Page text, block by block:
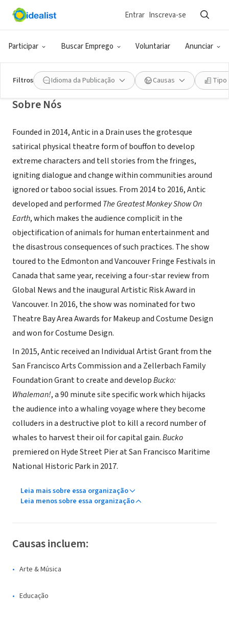
Participar Buscar Emprego Voluntariar Anunciar
Entrar Inscreva-se
Filtros Idioma da Publicação Causas Tipo
ONG (SETOR SOCIAL)
Antic in a Drain
Sobre Nós
Founded in 2014, Antic in a Drain uses the grotesque
satirical physical theatre form of bouffon to develop
extreme characters and tell stories from the fringes,
igniting dialogue and change within communities around
ignored or taboo social issues. From 2014 to 2016, Antic
developed and performed The Greatest Monkey Show On
Earth, which makes the audience complicit in the
objectification of animals for human entertainment and
the disastrous consequences of such practices. The show
toured to the Edmonton and Vancouver Fringe Festivals in
Canada that same year, receiving a four-star review from
Global News and the inaugural Artistic Risk Award in
Vancouver. In 2016, the show was nominated for two
Theatre Bay Area Awards for Makeup and Costume Design
and won for Costume Design.
In 2015, Antic received an Individual Artist Grant from the
San Francisco Arts Commission and a Zellerbach Family
Foundation Grant to create and developBucko:
Whaleman!, a 90 minute site specific work which hijacks
the audience into a whaling voyage where they become
colluders in a destructive plot to kill a record number of
whales to harvest their oil for capital gain.Bucko
premiered on Hyde Street Pier at San Francisco Maritime
National Historic Park in 2017.
Leia mais sobre essa organização
Leia menos sobre essa organização
Causas incluem:
Arte & Música
Educação